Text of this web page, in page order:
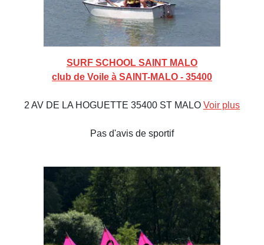
SURF SCHOOL SAINT MALO
club de Voile à SAINT-MALO - 35400
2 AV DE LA HOGUETTE 35400 ST MALO Voir plus
Pas d'avis de sportif